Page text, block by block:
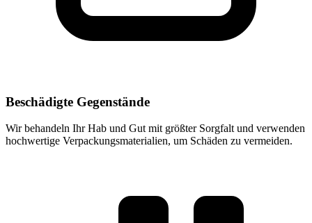
Beschädigte Gegenstände
Wir behandeln Ihr Hab und Gut mit größter Sorgfalt und verwenden
hochwertige Verpackungsmaterialien, um Schäden zu vermeiden.